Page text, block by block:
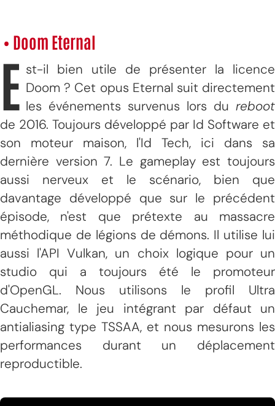
• Doom Eternal
E st-il bien utile de présenter la licence
Doom ? Cet opus Eternal suit directement
les événements survenus lors du reboot
de 2016. Toujours développé par Id Software et
son moteur maison, l'Id Tech, ici dans sa
dernière version 7. Le gameplay est toujours
aussi nerveux et le scénario, bien que
davantage développé que sur le précédent
épisode, n'est que prétexte au massacre
méthodique de légions de démons. Il utilise lui
aussi l'API Vulkan, un choix logique pour un
studio qui a toujours été le promoteur
d'OpenGL. Nous utilisons le profil Ultra
Cauchemar, le jeu intégrant par défaut un
antialiasing type TSSAA, et nous mesurons les
performances durant un déplacement
reproductible.